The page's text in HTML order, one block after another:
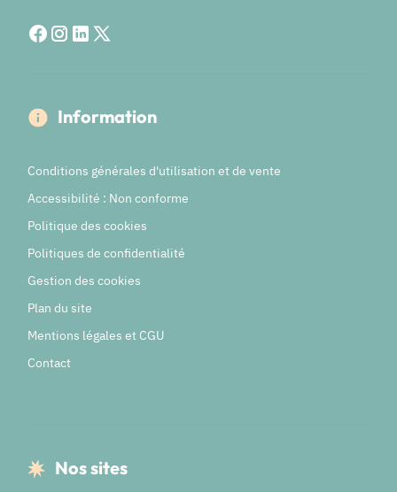
Information
Conditions générales d'utilisation et de vente
Accessibilité : Non conforme
Politique des cookies
Politiques de confidentialité
Gestion des cookies
Plan du site
Mentions légales et CGU
Contact
Nos sites